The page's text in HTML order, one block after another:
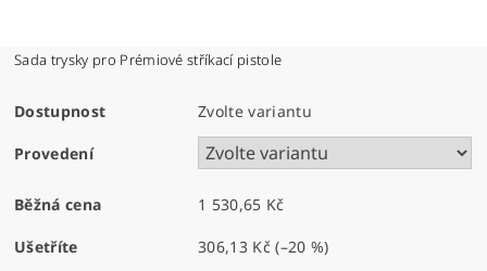
Sada trysky pro Prémiové stříkací pistole
Dostupnost Zvolte variantu
Provedení
Běžná cena 1 530,65 Kč
Ušetříte 306,13 Kč(–20 %)